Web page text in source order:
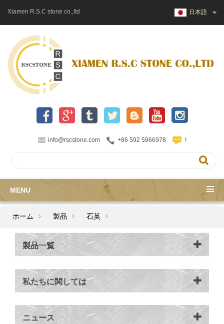
Xiamen R.S.C stone co.,ltd 日本語
info@rscstone.com +86 592 5966978 !
MENU
ホーム 製品 石英
製品一覧
私たちに関しては
ニュース